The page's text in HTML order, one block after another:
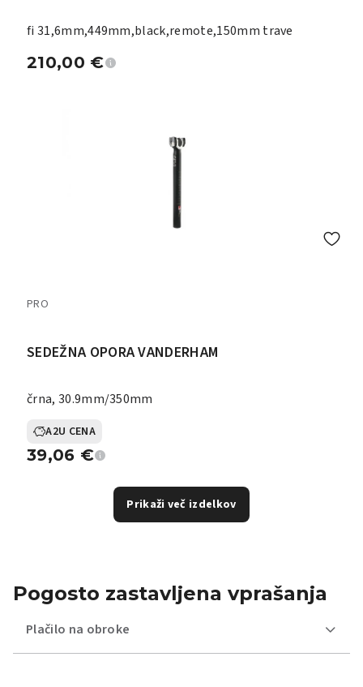
fi 31,6mm,449mm,black,remote,150mm trave
210,00 €
PRO
SEDEŽNA OPORA VANDERHAM
črna, 30.9mm/350mm
A2U CENA
39,06 €
Prikaži več izdelkov
Pogosto zastavljena vprašanja
Plačilo na obroke